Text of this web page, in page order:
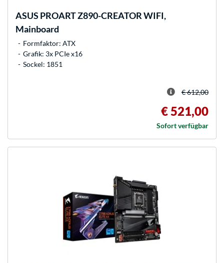
ASUS PROART Z890-CREATOR WIFI,
Mainboard
Formfaktor: ATX
Grafik: 3x PCIe x16
Sockel: 1851
€ 612,00
€ 521,00
Sofort verfügbar